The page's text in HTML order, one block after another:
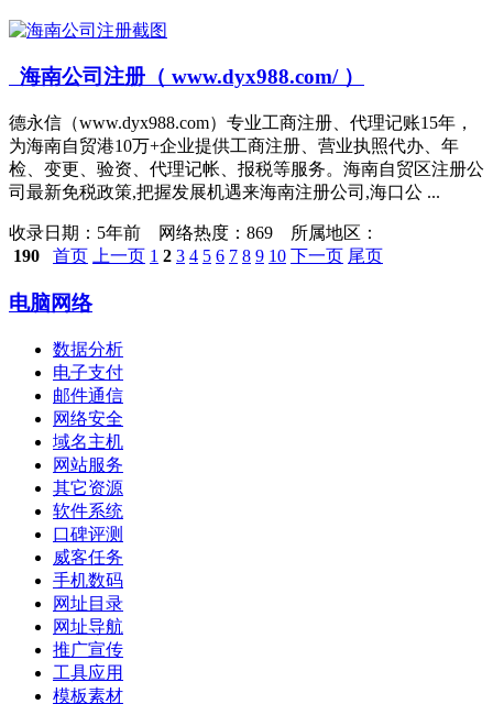
海南公司注册（ www.dyx988.com/ ）
德永信（www.dyx988.com）专业工商注册、代理记账15年，
为海南自贸港10万+企业提供工商注册、营业执照代办、年
检、变更、验资、代理记帐、报税等服务。海南自贸区注册公
司最新免税政策,把握发展机遇来海南注册公司,海口公 ...
收录日期： 5年前 网络热度：869 所属地区：
190
首页 上一页 1 2 3 4 5 6 7 8 9 10 下一页 尾页
电脑网络
数据分析
电子支付
邮件通信
网络安全
域名主机
网站服务
其它资源
软件系统
口碑评测
威客任务
手机数码
网址目录
网址导航
推广宣传
工具应用
模板素材